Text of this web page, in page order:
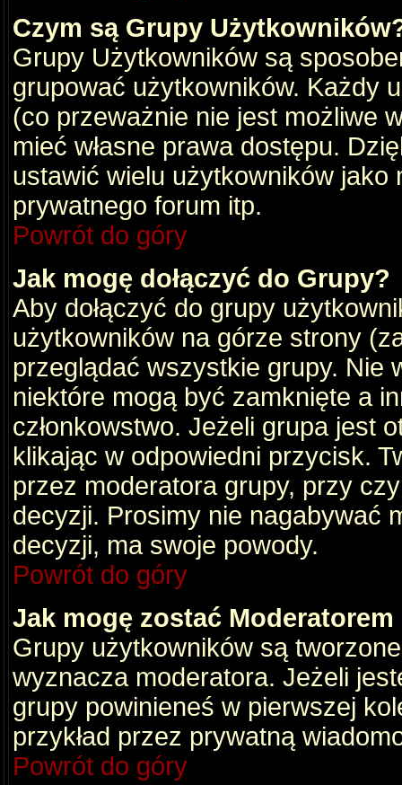
Czym są Grupy
Grupy Użytkowników są
grupować użytkowników. Każdy
(co przeważnie nie jest możliwe
mieć własne prawa dostępu.
ustawić wielu użytkowników
prywatnego forum itp.
Powrót do góry
Jak mogę dołączyć do Grupy?
Aby dołączyć do grupy
użytkowników na górze strony
przeglądać wszystkie grupy. Nie
niektóre mogą być zamknięte a
członkowstwo. Jeżeli grupa jest
klikając w odpowiedni przycisk.
przez moderatora grupy, przy
decyzji. Prosimy nie nagabywać
decyzji, ma swoje powody.
Powrót do góry
Jak mogę zostać
Grupy użytkowników są
wyznacza moderatora. Jeżeli
grupy powinieneś w pierwszej
przykład przez prywatną
Powrót do góry